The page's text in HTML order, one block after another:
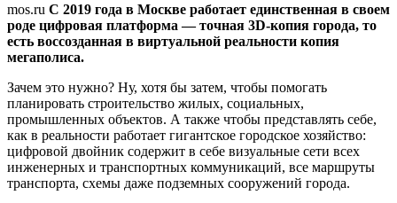
mos.ru С 2019 года в Москве работает единственная в своем
роде цифровая платформа — точная 3D-копия города, то
есть воссозданная в виртуальной реальности копия
мегаполиса.
Зачем это нужно? Ну, хотя бы затем, чтобы помогать
планировать строительство жилых, социальных,
промышленных объектов. А также чтобы представлять себе,
как в реальности работает гигантское городское хозяйство:
цифровой двойник содержит в себе визуальные сети всех
инженерных и транспортных коммуникаций, все маршруты
транспорта, схемы даже подземных сооружений города.